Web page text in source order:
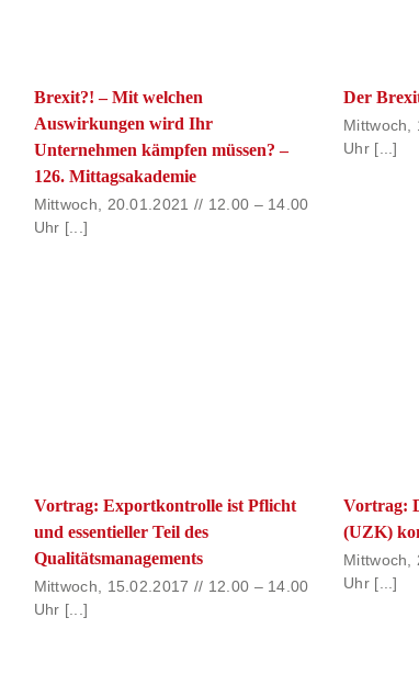
Brexit?! – Mit welchen
Auswirkungen wird Ihr
Unternehmen kämpfen müssen? –
126. Mittagsakademie
Mittwoch, 20.01.2021 // 12.00 – 14.00
Uhr [...]
Der
Mittwoch,
Uhr [...]
Vortrag: Exportkontrolle ist Pflicht
und essentieller Teil des
Qualitätsmanagements
Mittwoch, 15.02.2017 // 12.00 – 14.00
Uhr [...]
Vortrag:
(UZK)
Mittwoch,
Uhr [...]